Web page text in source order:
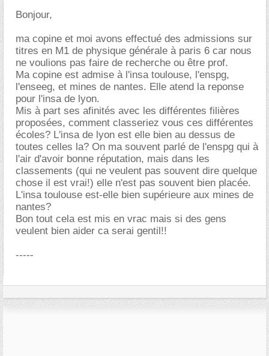
Bonjour,
ma copine et moi avons effectué des admissions sur
titres en M1 de physique générale à paris 6 car nous
ne voulions pas faire de recherche ou être prof.
Ma copine est admise à l'insa toulouse, l'enspg,
l'enseeg, et mines de nantes. Elle atend la reponse
pour l'insa de lyon.
Mis à part ses afinités avec les différentes filières
proposées, comment classeriez vous ces différentes
écoles? L'insa de lyon est elle bien au dessus de
toutes celles la? On ma souvent parlé de l'enspg qui à
l'air d'avoir bonne réputation, mais dans les
classements (qui ne veulent pas souvent dire quelque
chose il est vrai!) elle n'est pas souvent bien placée.
L'insa toulouse est-elle bien supérieure aux mines de
nantes?
Bon tout cela est mis en vrac mais si des gens
veulent bien aider ca serai gentil!!
-----